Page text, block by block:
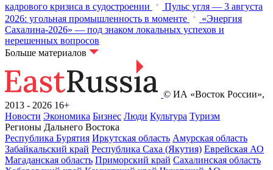
кадрового кризиса в судостроении
Пульс угля — 3 августа
2026: угольная промышленность в моменте
«Энергия
Сахалина-2026» — под знаком локальных успехов и
нерешенных вопросов
Больше материалов
© ИА «Восток России»,
2013 - 2026 16+
Новости Экономика Бизнес Люди Культура Туризм
Регионы Дальнего Востока
Республика Бурятия Иркутская область Амурская область
Забайкальский край Республика Саха (Якутия) Еврейская АО
Магаданская область Приморский край Сахалинская область